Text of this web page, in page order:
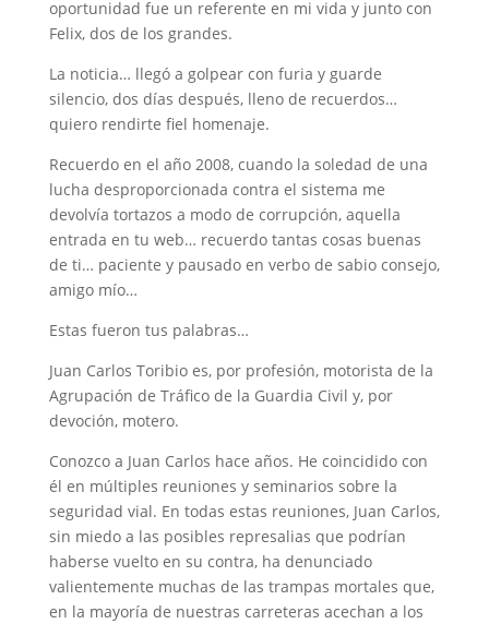
oportunidad fue un referente en mi vida y junto con
Felix, dos de los grandes.
La noticia… llegó a golpear con furia y guarde
silencio, dos días después, lleno de recuerdos…
quiero rendirte fiel homenaje.
Recuerdo en el año 2008, cuando la soledad de una
lucha desproporcionada contra el sistema me
devolvía tortazos a modo de corrupción, aquella
entrada en tu web… recuerdo tantas cosas buenas
de ti… paciente y pausado en verbo de sabio consejo,
amigo mío…
Estas fueron tus palabras…
Juan Carlos Toribio es, por profesión, motorista de la
Agrupación de Tráfico de la Guardia Civil y, por
devoción, motero.
Conozco a Juan Carlos hace años. He coincidido con
él en múltiples reuniones y seminarios sobre la
seguridad vial. En todas estas reuniones, Juan Carlos,
sin miedo a las posibles represalias que podrían
haberse vuelto en su contra, ha denunciado
valientemente muchas de las trampas mortales que,
en la mayoría de nuestras carreteras acechan a los